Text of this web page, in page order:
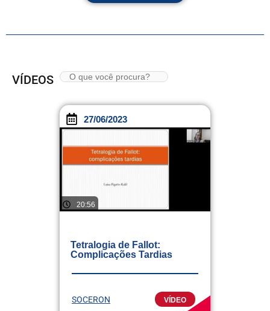
VÍDEOS
27/06/2023
20:56
Tetralogia de Fallot:
Complicações Tardias
SOCERON VÍDEO